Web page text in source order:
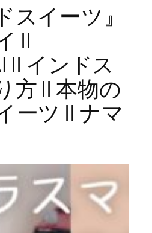
スイーツ』
||
|| インドス
方 || 本物の
ーツ || ナマ